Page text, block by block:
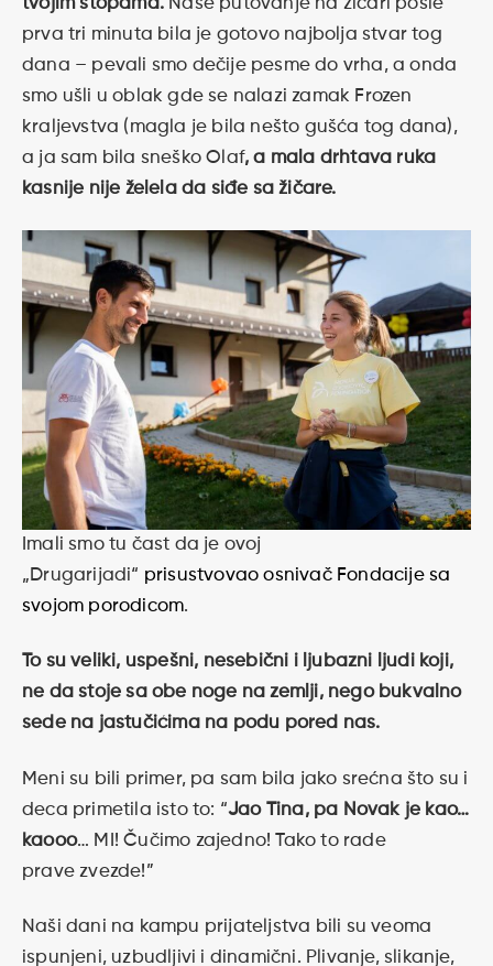
tvojim stopama. Naše putovanje na žičari posle
prva tri minuta bila je gotovo najbolja stvar tog
dana – pevali smo dečije pesme do vrha, a onda
smo ušli u oblak gde se nalazi zamak Frozen
kraljevstva (magla je bila nešto gušća tog dana),
a ja sam bila sneško Olaf, a mala drhtava ruka
kasnije nije želela da siđe sa žičare.
Imali smo tu čast da je ovoj
„Drugarijadi“ prisustvovao osnivač Fondacije sa
svojom porodicom.
To su veliki, uspešni, nesebični i ljubazni ljudi koji,
ne da stoje sa obe noge na zemlji, nego bukvalno
sede na jastučićima na podu pored nas.
Meni su bili primer, pa sam bila jako srećna što su i
deca primetila isto to: “Jao Tina, pa Novak je kao…
kaooo… MI! Čučimo zajedno! Tako to rade
prave zvezde!”
Naši dani na kampu prijateljstva bili su veoma
ispunjeni, uzbudljivi i dinamični. Plivanje, slikanje,